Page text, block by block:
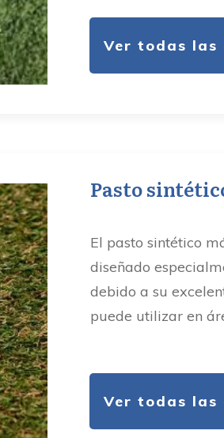
Ver todas
Pasto
El pasto sintético
diseñado
debido a su
puede utilizar en
Ver todas